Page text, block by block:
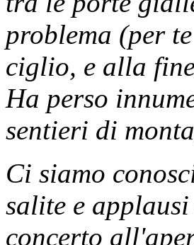
problema (per
ciglio, e alla
Ha perso
sentieri di
Ci siamo
salite e
concerto